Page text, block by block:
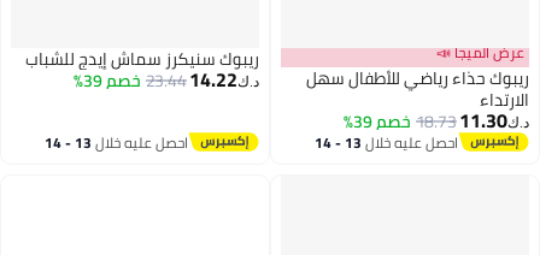
عرض الميجا 📣
ريبوك حذاء رياضي للأطفال سهل
الارتداء
د.ك‏11.30
18.73خصم 39%
احصل عليه خلال 13 - 14
ريبوك سنيكرز سماش إيدج للشباب
د.ك‏14.22
23.44خصم 39%
احصل عليه خلال 13 - 14